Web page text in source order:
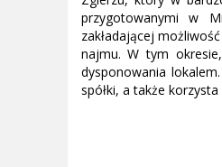
przygotowanymi w
zakładającej
najmu. W tym
dysponowania
spółki, a także